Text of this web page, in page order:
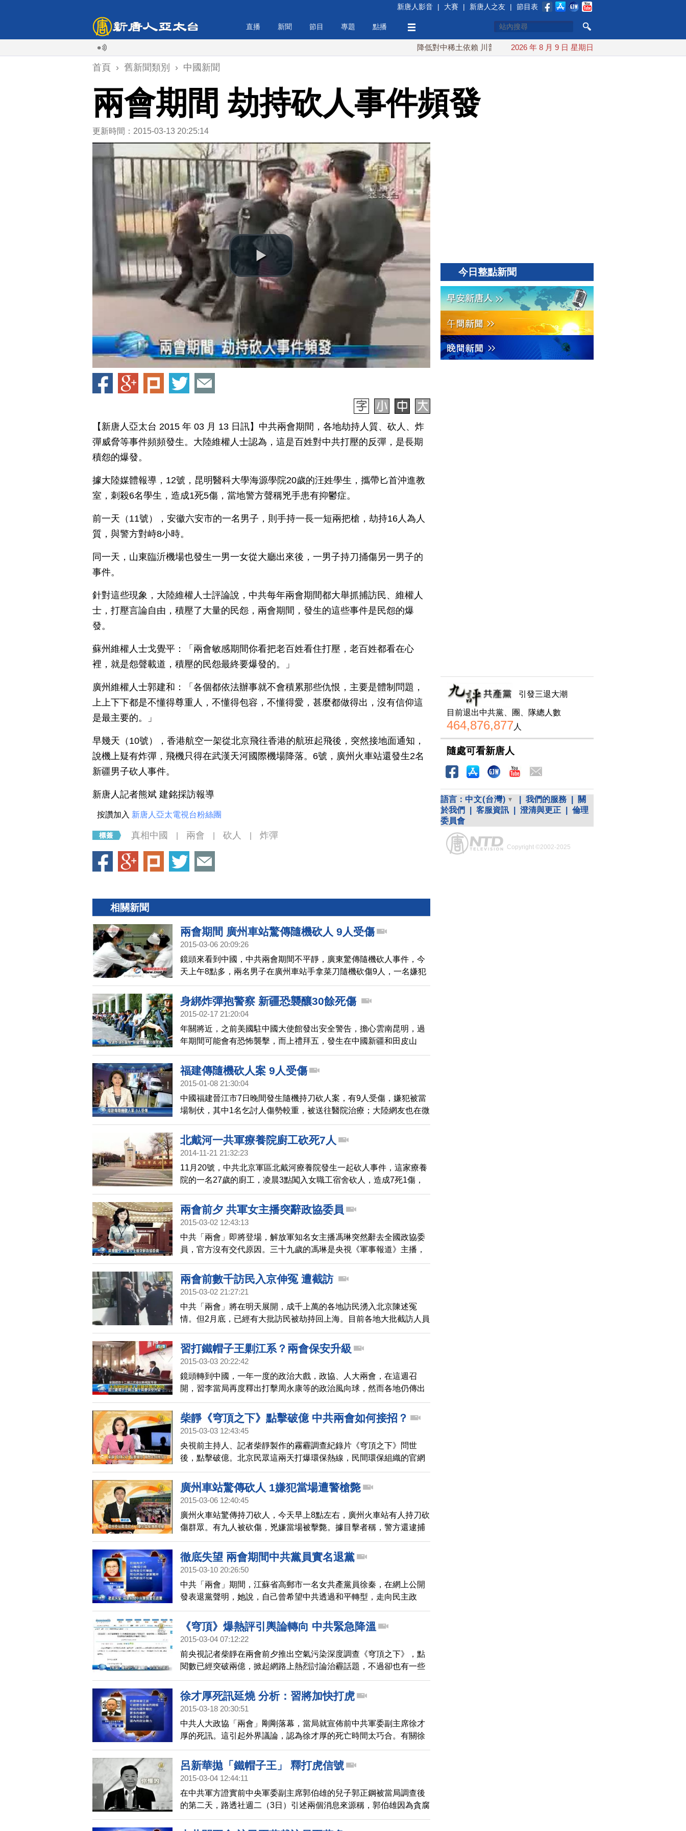
新唐人影音 | 大賽 | 新唐人之友 | 節目表
直播 新聞 節目 專題 點播
降低對中稀土依賴 川普宣布礦業投資20億美元 中東局勢動盪 土耳其沙特巴基斯坦
2026 年 8 月 9 日 星期日
首頁 › 舊新聞類別 › 中國新聞
兩會期間 劫持砍人事件頻發
更新時間：2015-03-13 20:25:14
【新唐人亞太台 2015 年 03 月 13 日訊】中共兩會期間，各地劫持人質、砍人、炸
彈威脅等事件頻頻發生。大陸維權人士認為，這是百姓對中共打壓的反彈，是長期
積怨的爆發。
據大陸媒體報導，12號，昆明醫科大學海源學院20歲的汪姓學生，攜帶匕首沖進教
室，刺殺6名學生，造成1死5傷，當地警方聲稱兇手患有抑鬱症。
前一天（11號），安徽六安市的一名男子，則手持一長一短兩把槍，劫持16人為人
質，與警方對峙8小時。
同一天，山東臨沂機場也發生一男一女從大廳出來後，一男子持刀捅傷另一男子的
事件。
針對這些現象，大陸維權人士評論說，中共每年兩會期間都大舉抓捕訪民、維權人
士，打壓言論自由，積壓了大量的民怨，兩會期間，發生的這些事件是民怨的爆
發。
蘇州維權人士戈覺平：「兩會敏感期間你看把老百姓看住打壓，老百姓都看在心
裡，就是怨聲載道，積壓的民怨最終要爆發的。」
廣州維權人士郭建和：「各個都依法辦事就不會積累那些仇恨，主要是體制問題，
上上下下都是不懂得尊重人，不懂得包容，不懂得愛，甚麼都做得出，沒有信仰這
是最主要的。」
早幾天（10號），香港航空一架從北京飛往香港的航班起飛後，突然接地面通知，
說機上疑有炸彈，飛機只得在武漢天河國際機場降落。6號，廣州火車站還發生2名
新疆男子砍人事件。
新唐人記者熊斌 建銘採訪報導
按讚加入 新唐人亞太電視台粉絲團
真相中國 兩會 砍人 炸彈
相關新聞
兩會期間 廣州車站驚傳隨機砍人 9人受傷
2015-03-06 20:09:26
鏡頭來看到中國，中共兩會期間不平靜，廣東驚傳隨機砍人事件，今
天上午8點多，兩名男子在廣州車站手拿菜刀隨機砍傷9人，一名嫌犯
遭警方擊斃，另一名則遭到逮捕，而去年中國兩起隨機砍殺案，已經
造成34人死亡，200多人受傷。
身綁炸彈抱警察 新疆恐襲釀30餘死傷
2015-02-17 21:20:04
年關將近，之前美國駐中國大使館發出安全警告，擔心雲南昆明，過
年期間可能會有恐怖襲擊，而上禮拜五，發生在中國新疆和田皮山
縣，一名維族青年，身上綁爆炸裝置，抱著一名警員後引爆自製炸
彈，至少造成約8人死亡，30多名員警受傷，目前，當地正戒嚴，而
世界維吾爾代表大會已經獲得相關消息，表示中共在新年前夕，又進
福建傳隨機砍人案 9人受傷
2015-01-08 21:30:04
中國福建晉江市7日晚間發生隨機持刀砍人案，有9人受傷，嫌犯被當
場制伏，其中1名乞討人傷勢較重，被送往醫院治療；大陸網友也在微
博上貼出砍人案現場照片，現場血跡斑斑，目前嫌犯的犯案動機，仍
不清楚。
北戴河一共軍療養院廚工砍死7人
2014-11-21 21:32:23
11月20號，中共北京軍區北戴河療養院發生一起砍人事件，這家療養
院的一名27歲的廚工，凌晨3點闖入女職工宿舍砍人，造成7死1傷，
死者包括6名護士，兇嫌懷疑是因為感情問題行兇，並自稱有精神病
史，但是他卻受雇於療養院食堂切菜，引起網友質疑。
兩會前夕 共軍女主播突辭政協委員
2015-03-02 12:43:13
中共「兩會」即將登場，解放軍知名女主播馮琳突然辭去全國政協委
員，官方沒有交代原因。三十九歲的馮琳是央視《軍事報道》主播，
中校軍銜。過去兩年，已經有三十四名全國人大代表和十三名全國政
協委員因違紀違法終止或撤銷資格。馮琳在軍隊和央視掀起反腐風暴
之際辭職，備受關注。
兩會前數千訪民入京伸冤 遭截訪
2015-03-02 21:27:21
中共「兩會」將在明天展開，成千上萬的各地訪民湧入北京陳述冤
情。但2月底，已經有大批訪民被劫持回上海。目前各地大批截訪人員
也湧入北京攔截、抓捕訪民。
習打鐵帽子王剿江系？兩會保安升級
2015-03-03 20:22:42
鏡頭轉到中國，一年一度的政治大戲，政協、人大兩會，在這週召
開，習李當局再度釋出打擊周永康等的政治風向球，然而各地仍傳出
訪民遭截的消息。
柴靜《穹頂之下》點擊破億 中共兩會如何接招？
2015-03-03 12:43:45
央視前主持人、記者柴靜製作的霧霾調查紀錄片《穹頂之下》問世
後，點擊破億。北京民眾這兩天打爆環保熱線，民間環保組織的官網
也因訪問量激增，一度癱瘓。大陸媒體認為，柴靜選在中共「兩會」
前夕，發佈這部紀錄片，顯然是有所布局。今天下午，全國政協會議
就要登場，北京的公安、武警，一如往年戒備升級，但面對這個熱點
廣州車站驚傳砍人 1嫌犯當場遭警槍斃
2015-03-06 12:40:45
廣州火車站驚傳持刀砍人，今天早上8點左右，廣州火車站有人持刀砍
傷群眾。有九人被砍傷，兇嫌當場被擊斃。據目擊者稱，警方還逮捕
了另一人，行兇動機不明，目前事件還有待進一步調查。
徹底失望 兩會期間中共黨員實名退黨
2015-03-10 20:26:50
中共「兩會」期間，江蘇省高郵市一名女共產黨員徐秦，在網上公開
發表退黨聲明，她說，自己曾希望中共透過和平轉型，走向民主政
治，但這個夢想現在已經破滅。為什麼出現這樣的轉變？來看她的故
事。
《穹頂》爆熱評引輿論轉向 中共緊急降溫
2015-03-04 07:12:22
前央視記者柴靜在兩會前夕推出空氣污染深度調查《穹頂之下》，點
閱數已經突破兩億，掀起網路上熱烈討論治霾話題，不過卻也有一些
輿論轉向，對中共體制問責，在兩會召開的敏感時刻，中共縮緊宣傳
口徑，緊急降溫。
徐才厚死訊延燒 分析：習將加快打虎
2015-03-18 20:30:51
中共人大政協「兩會」剛剛落幕，當局就宣佈前中共軍委副主席徐才
厚的死訊。這引起外界議論，認為徐才厚的死亡時間太巧合。有關徐
才厚死訊的消息也進一步延燒。有媒體認為，徐才厚的死掩蓋了中共
高層的醜聞。不過，也有評論認為，下一步，習近平將加快反腐力
度，提防「老虎」反撲。
呂新華拋「鐵帽子王」 釋打虎信號
2015-03-04 12:44:11
在中共軍方證實前中央軍委副主席郭伯雄的兒子郭正鋼被當局調查後
的第二天，路透社週二（3日）引述兩個消息來源稱，郭伯雄因為貪腐
問題已經被當局調查。而中共政協發言人呂新華在3月2號新聞發布會
今日整點新聞
引發三退大潮
目前退出中共黨、團、隊總人數
464,876,877人
隨處可看新唐人
語言： 中文(台灣) 我們的服務
關
於我們
客服資訊 澄清與更正
倫理
委員會
Copyright ©2002-2025